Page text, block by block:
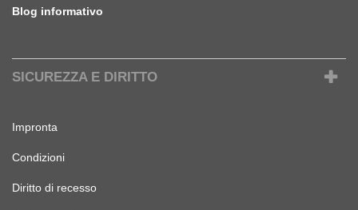
Blog informativo
SICUREZZA E DIRITTO
Impronta
Condizioni
Diritto di recesso